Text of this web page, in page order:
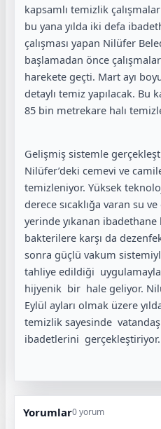
kapsamlı temizlik
bu yana yılda iki defa
çalışması yapan Nilüfer
başlamadan önce
harekete geçti. Mart ayı
detaylı temiz yapılacak. Bu
85 bin metrekare halı
Gelişmiş sistemle
Nilüfer’deki cemevi ve
temizleniyor. Yüksek
derece sıcaklığa varan su
yerinde yıkanan ibadethane
bakterilere karşı da
sonra güçlü vakum
tahliye edildiği
hijyenik bir hale geliyor.
Eylül ayları olmak üzere
temizlik sayesinde
ibadetlerini gerçekleştiriyor.
Yorumlar0 yorum